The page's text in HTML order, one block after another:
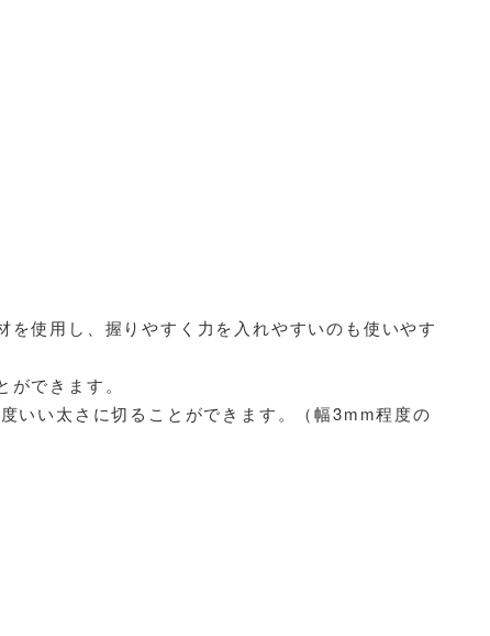
使用し、握りやすく力を入れやすいのも使いやす
できます。
いい太さに切ることができます。（幅3mm程度の